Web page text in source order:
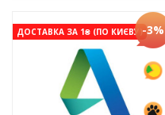
ДОСТАВКА ЗА 1₴ (ПО КИЄВУ)-3%